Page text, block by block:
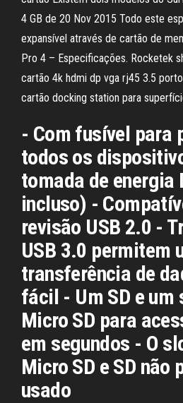
4 GB de 20 Nov 2015 Todo este
expansível através de cartão de
Pro 4 – Especificações. Rocketek
cartão 4k hdmi dp vga rj45 3.5
cartão docking station para
- Com fusível para
todos os
tomada de energia
incluso) -
revisão USB 2.0 -
USB 3.0 permitem
transferência de
fácil - Um SD e
Micro SD para
em segundos - O
Micro SD e SD não
usado